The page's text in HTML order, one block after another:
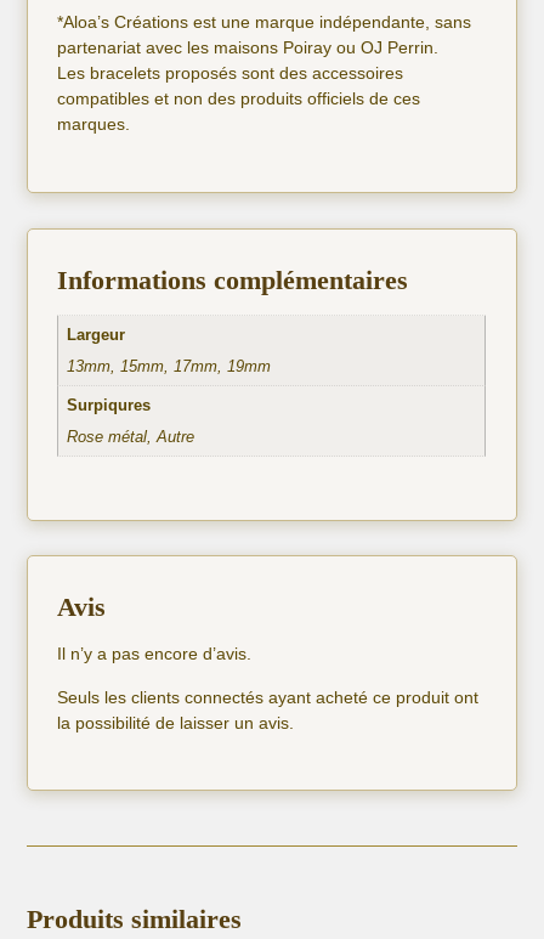
*Aloa’s Créations est une marque indépendante, sans
partenariat avec les maisons Poiray ou OJ Perrin.
Les bracelets proposés sont des accessoires
compatibles et non des produits officiels de ces
marques.
Informations complémentaires
Largeur
13mm, 15mm, 17mm, 19mm
Surpiqures
Rose métal, Autre
Avis
Il n’y a pas encore d’avis.
Seuls les clients connectés ayant acheté ce produit ont
la possibilité de laisser un avis.
Produits similaires